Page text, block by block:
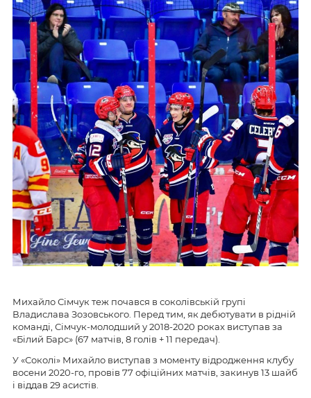
Михайло Сімчук теж почався в соколівській групі
Владислава Зозовського. Перед тим, як дебютувати в рідній
команді, Сімчук-молодший у 2018-2020 роках виступав за
«Білий Барс» (67 матчів, 8 голів + 11 передач).
У «Соколі» Михайло виступав з моменту відродження клубу
восени 2020-го, провів 77 офіційних матчів, закинув 13 шайб
і віддав 29 асистів.